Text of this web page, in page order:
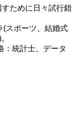
ために日々試行錯
(スポーツ、結婚式
：統計士、データ